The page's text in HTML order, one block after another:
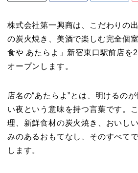
株式会社第一興商は、こだわりの
の炭火焼き、美酒で楽しむ完全個
食や あたらよ」新宿東口駅前店を
オープンします。
店名の“あたらよ”とは、明けるの
い夜という意味を持つ言葉です。
理、新鮮食材の炭火焼き、おいし
みのあるおもてなし、そのすべて
します。